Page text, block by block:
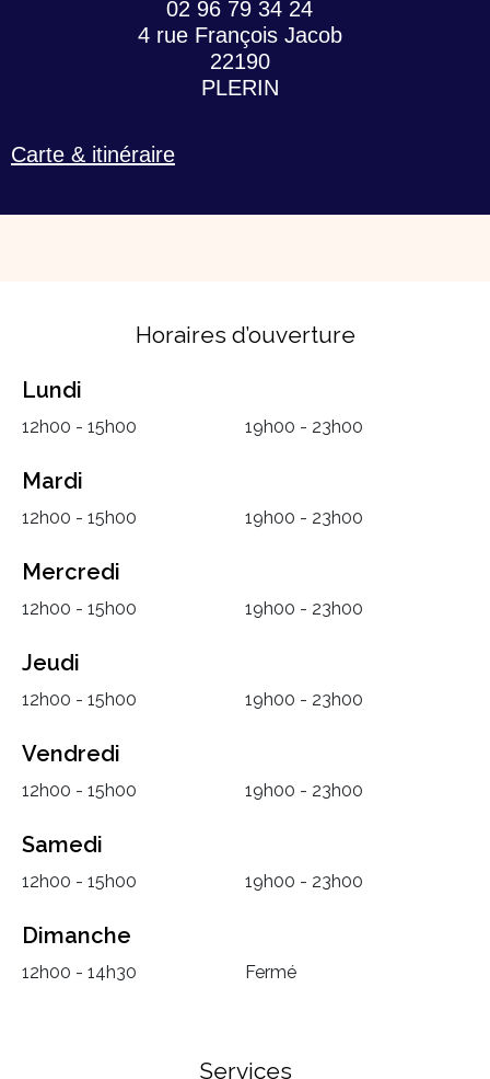
02 96 79 34 24
4 rue François Jacob
22190
PLERIN
Carte & itinéraire
Horaires d’ouverture
Lundi
12h00 - 15h00 19h00 - 23h00
Mardi
12h00 - 15h00 19h00 - 23h00
Mercredi
12h00 - 15h00 19h00 - 23h00
Jeudi
12h00 - 15h00 19h00 - 23h00
Vendredi
12h00 - 15h00 19h00 - 23h00
Samedi
12h00 - 15h00 19h00 - 23h00
Dimanche
12h00 - 14h30 Fermé
Services